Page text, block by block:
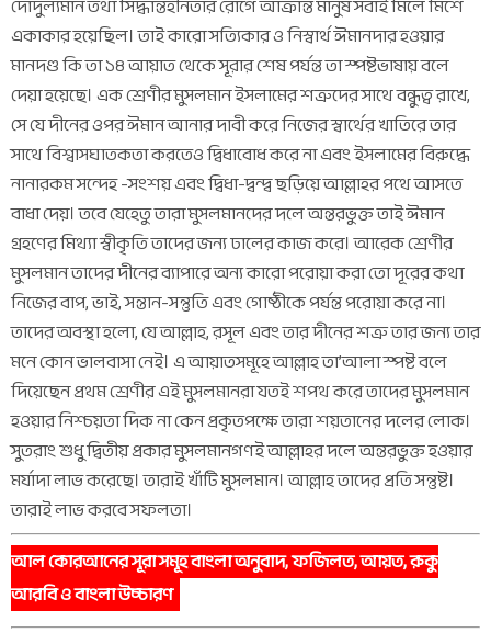
একাকার হয়েছিল। তাই কারো সত্যিকার ও নিস্বার্থ ঈমানদার হওয়ার
মানদণ্ড কি তা ১৪ আয়াত থেকে সূরার শেষ পর্যন্ত তা স্পষ্টভাষায় বলে
দেয়া হয়েছে। এক শ্রেণীর মুসলমান ইসলামের শত্রুদের সাথে বন্ধুত্ব রাখে,
সে যে দীনের ওপর ঈমান আনার দাবী করে নিজের স্বার্থের খাতিরে তার
সাথে বিশ্বাসঘাতকতা করতেও দ্বিধাবোধ করে না এবং ইসলামের বিরুদ্ধে
নানারকম সন্দেহ -সংশয় এবং দ্বিধা-দ্বন্দ্ব ছড়িয়ে আল্লাহর পথে আসতে
বাধা দেয়। তবে যেহেতু তারা মুসলমানদের দলে অন্তরভুক্ত তাই ঈমান
গ্রহণের মিথ্যা স্বীকৃতি তাদের জন্য ঢালের কাজ করে। আরেক শ্রেণীর
মুসলমান তাদের দীনের ব্যাপারে অন্য কারো পরোয়া করা তো দূরের কথা
নিজের বাপ, ভাই, সন্তান-সন্তুতি এবং গোষ্ঠীকে পর্যন্ত পরোয়া করে না।
তাদের অবস্থা হলো, যে আল্লাহ, রসূল এবং তার দীনের শত্রু তার জন্য তার
মনে কোন ভালবাসা নেই। এ আয়াতসমূহে আল্লাহ তা’আলা স্পষ্ট বলে
দিয়েছেন প্রথম শ্রেণীর এই মুসলমানরা যতই শপথ করে তাদের মুসলমান
হওয়ার নিশ্চয়তা দিক না কেন প্রকৃতপক্ষে তারা শয়তানের দলের লোক।
সুতরাং শুধু দ্বিতীয় প্রকার মুসলমানগণই আল্লাহর দলে অন্তরভুক্ত হওয়ার
মর্যাদা লাভ করেছে। তারাই খাঁটি মুসলমান। আল্লাহ তাদের প্রতি সন্তুষ্ট।
তারাই লাভ করবে সফলতা।
আল কোরআনের সূরা সমূহ বাংলা অনুবাদ, ফজিলত, আয়ত, রুকু
আরবি ও বাংলা উচ্চারণ